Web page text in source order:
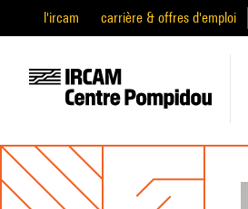
l'ircam carrière & offres d'emploi